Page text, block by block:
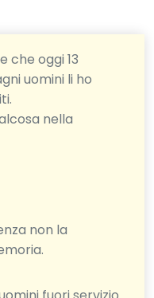
che oggi 13
uomini li ho
nella
non la